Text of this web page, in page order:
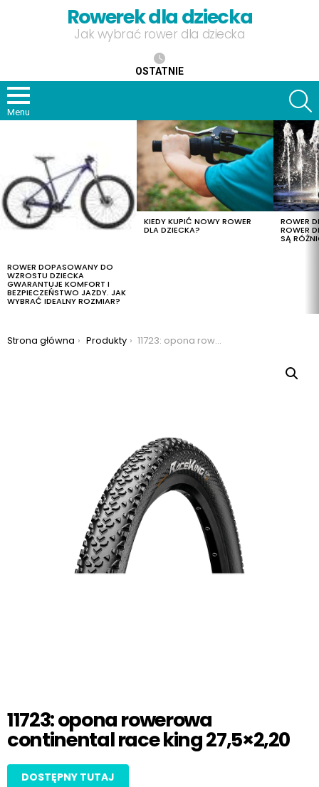
Rowerek dla dziecka
Jak wybrać rower dla dziecka
OSTATNIE
Menu
ROWER DOPASOWANY DO
WZROSTU DZIECKA
GWARANTUJE KOMFORT I
BEZPIECZEŃSTWO JAZDY. JAK
WYBRAĆ IDEALNY ROZMIAR?
KIEDY KUPIĆ NOWY ROWER
DLA DZIECKA?
ROWER
ROWER
SĄ
Jesteś tutaj:
Strona główna Produkty 11723: opona rowerowa continental race king 27,5×2,20
11723: opona rowerowa
continental race king 27,5×2,20
DOSTĘPNY TUTAJ